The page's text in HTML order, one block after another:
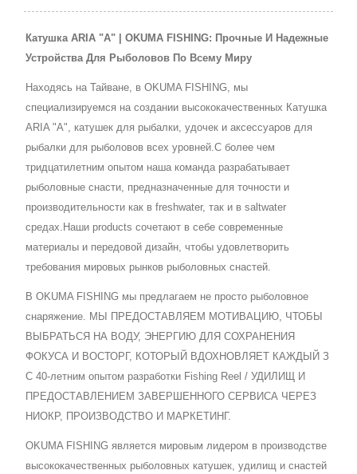
Катушка ARIA "A" | OKUMA FISHING: Прочные И Надежные
Устройства Для Рыболовов По Всему Миру
Находясь на Тайване, в OKUMA FISHING, мы
специализируемся на создании высококачественных Катушка
ARIA "A", катушек для рыбалки, удочек и аксессуаров для
рыбалки для рыболовов всех уровней.С более чем
тридцатилетним опытом наша команда разрабатывает
рыболовные снасти, предназначенные для точности и
производительности как в freshwater, так и в saltwater
средах.Наши products сочетают в себе современные
материалы и передовой дизайн, чтобы удовлетворить
требования мировых рынков рыболовных снастей.
В OKUMA FISHING мы предлагаем не просто рыболовное
снаряжение. МЫ ПРЕДОСТАВЛЯЕМ МОТИВАЦИЮ, ЧТОБЫ
ВЫБРАТЬСЯ НА ВОДУ, ЭНЕРГИЮ ДЛЯ СОХРАНЕНИЯ
ФОКУСА И ВОСТОРГ, КОТОРЫЙ ВДОХНОВЛЯЕТ КАЖДЫЙ З
С 40-летним опытом разработки Fishing Reel / УДИЛИЩ И
ПРЕДОСТАВЛЕНИЕМ ЗАВЕРШЕННОГО СЕРВИСА ЧЕРЕЗ
НИОКР, ПРОИЗВОДСТВО И МАРКЕТИНГ.
OKUMA FISHING является мировым лидером в производстве
высококачественных рыболовных катушек, удилищ и снастей